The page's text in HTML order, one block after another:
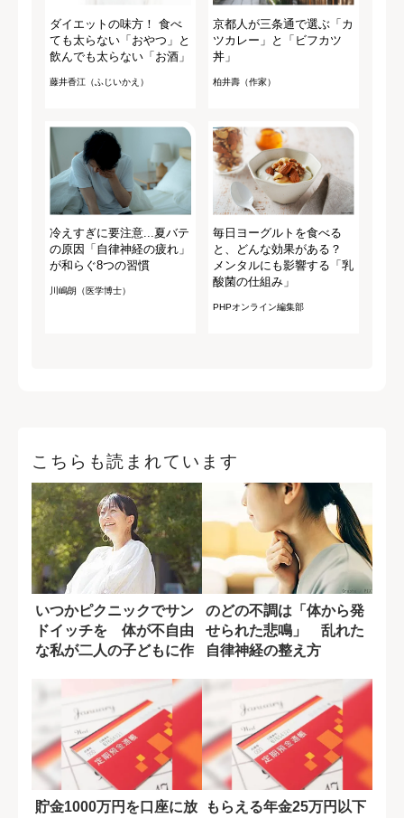
ダイエットの味方！ 食べ
ても太らない「おやつ」と
飲んでも太らない「お酒」
藤井香江（ふじいかえ）
京都人が三条通で選ぶ「カ
ツカレー」と「ビフカツ
丼」
柏井壽（作家）
冷えすぎに要注意...夏バテ
の原因「自律神経の疲れ」
が和らぐ8つの習慣
川嶋朗（医学博士）
毎日ヨーグルトを食べる
と、どんな効果がある？
メンタルにも影響する「乳
酸菌の仕組み」
PHPオンライン編集部
こちらも読まれています
いつかピクニックでサン
ドイッチを 体が不自由
な私が二人の子どもに作
のどの不調は「体から発
せられた悲鳴」 乱れた
自律神経の整え方
貯金1000万円を口座に放
もらえる年金25万円以下